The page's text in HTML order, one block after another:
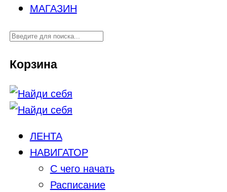
МАГАЗИН
Корзина
ЛЕНТА
НАВИГАТОР
С чего начать
Расписание